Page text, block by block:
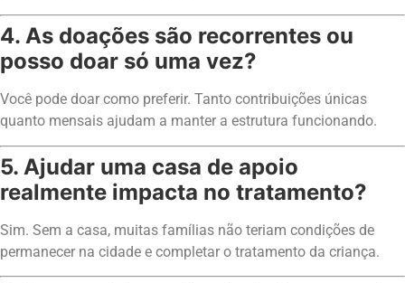
4. As doações são recorrentes ou
posso doar só uma vez?
Você pode doar como preferir. Tanto contribuições únicas
quanto mensais ajudam a manter a estrutura funcionando.
5. Ajudar uma casa de apoio
realmente impacta no tratamento?
Sim. Sem a casa, muitas famílias não teriam condições de
permanecer na cidade e completar o tratamento da criança.